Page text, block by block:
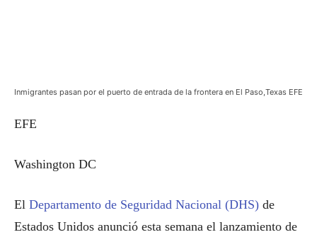
Inmigrantes pasan por el puerto de entrada de la frontera en El Paso,Texas EFE
EFE
Washington DC
El Departamento de Seguridad Nacional (DHS) de
Estados Unidos anunció esta semana el lanzamiento de